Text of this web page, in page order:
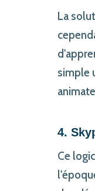
La
simple
4.
Ce